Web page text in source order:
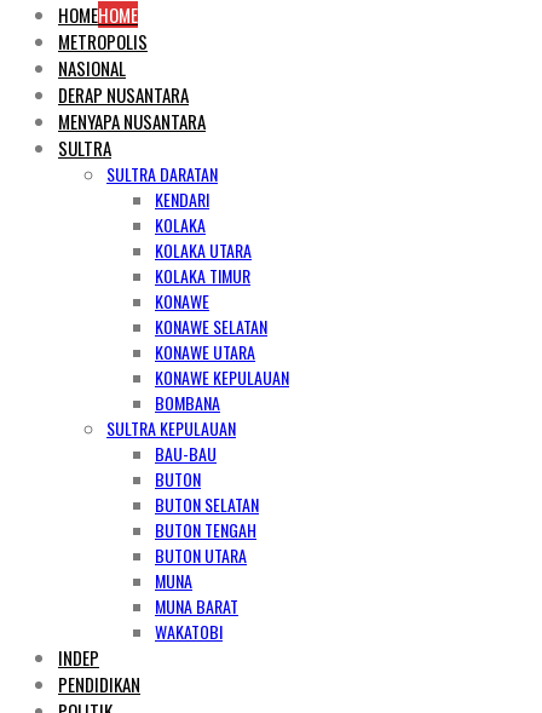
HOMEHOME
METROPOLIS
NASIONAL
DERAP NUSANTARA
MENYAPA NUSANTARA
SULTRA
SULTRA DARATAN
KENDARI
KOLAKA
KOLAKA UTARA
KOLAKA TIMUR
KONAWE
KONAWE SELATAN
KONAWE UTARA
KONAWE KEPULAUAN
BOMBANA
SULTRA KEPULAUAN
BAU-BAU
BUTON
BUTON SELATAN
BUTON TENGAH
BUTON UTARA
MUNA
MUNA BARAT
WAKATOBI
INDEP
PENDIDIKAN